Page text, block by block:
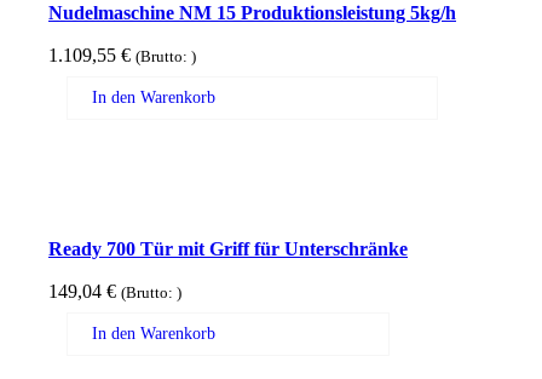
Nudelmaschine NM 15 Produktionsleistung 5kg/h
1.109,55 € (Brutto: )
In den Warenkorb
Ready 700 Tür mit Griff für Unterschränke
149,04 € (Brutto: )
In den Warenkorb